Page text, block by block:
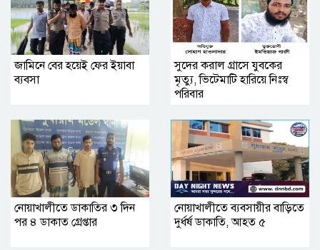
জামিনে বের হয়েই ফের ইয়াবা
ব্যবসা
সুদের করাল গ্রাসে যুবকের
মৃত্যু, ভিটেমাটি হারিয়ে নিঃস্ব
পরিবার
নোয়াখালীতে ডাকাতির ৩ দিন
পর ৪ ডাকাত গ্রেপ্তার
নোয়াখালীতে ব্যবসায়ীর বাড়িতে
দুর্ধর্ষ ডাকাতি, আহত ৫